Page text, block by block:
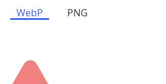
WebP PNG